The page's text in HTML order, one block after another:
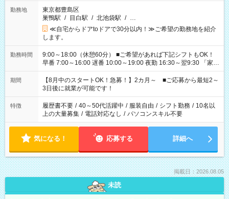
勤務地
東京都豊島区
巣鴨駅 / 目白駅 / 北池袋駅 / …
≪自宅からドアtoドアで30分以内！≫ご希望の勤務地を紹介
します。
勤務時間
9:00～18:00（休憩60分） ■ご希望があれば下記シフトもOK！
早番 7:00～16:00 遅番 10:00～19:00 夜勤 16:30～翌9:30 「家族
と休みを合わせたい」 「余裕を持って夕飯の準備がしたい」
「できれば残業はしたくない」 など、ご希望を教えてください
ね。 ※Wワーク希望の方へ 今ご覧のお仕事で希望する勤務時間
と、もう1つのお仕事の勤務時間。 合計で週40時間を超える場
合は応募できません。
期間
【8月中のスタートOK！急募！】2カ月～ ■ご応募から最短2～
3日後に就業が可能です！
特徴 履歴書不要 / 40～50代活躍中 / 服装自由 / シフト勤務 / 10名以
上の大量募集 / 電話対応なし / パソコンスキル不要
気になる！ 応募する 詳細へ
掲載日：2026.08.05
未読